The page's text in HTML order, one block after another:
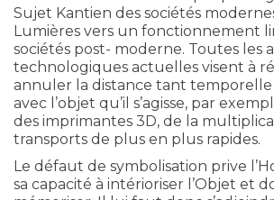
Sujet Kantien des sociétés
Lumières vers un fonctionnement
sociétés post- moderne. Toutes les
technologiques actuelles visent à
annuler la distance tant temporelle
avec l’objet qu’il s’agisse, par
des imprimantes 3D, de la
transports de plus en plus rapides.
Le défaut de symbolisation prive
sa capacité à intérioriser l’Objet et